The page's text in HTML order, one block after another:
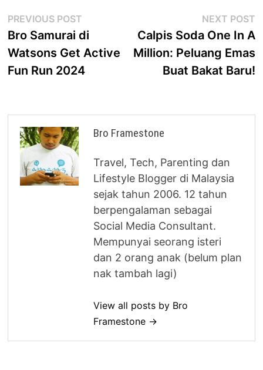
Post
navigation
PREVIOUS POST
post:
Bro Samurai di
Watsons Get Active
Fun Run 2024
NEXT POST
Calpis Soda One In A
Million: Peluang Emas
Buat Bakat Baru!
Bro Framestone
Travel, Tech, Parenting dan
Lifestyle Blogger di Malaysia
sejak tahun 2006. 12 tahun
berpengalaman sebagai
Social Media Consultant.
Mempunyai seorang isteri
dan 2 orang anak (belum plan
nak tambah lagi)
View all posts by Bro
Framestone →